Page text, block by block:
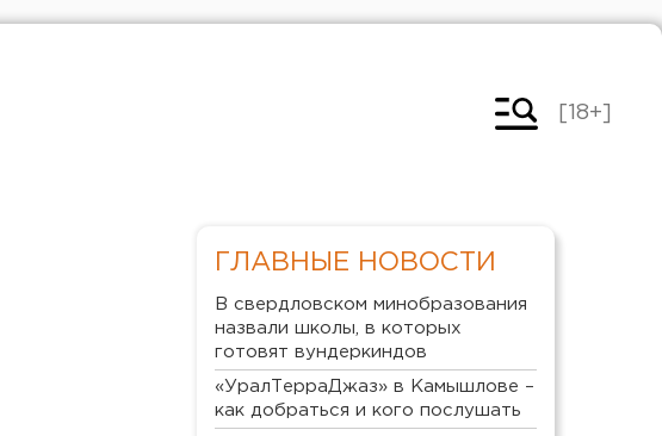
[18+]
ГЛАВНЫЕ НОВОСТИ
В свердловском минобразования
назвали школы, в которых
готовят вундеркиндов
«УралТерраДжаз» в Камышлове –
как добраться и кого послушать